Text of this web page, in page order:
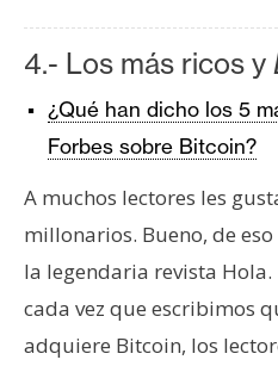
4.- Los más ricos y
¿Qué han dicho los 5
Forbes sobre Bitcoin?
A muchos lectores les
millonarios. Bueno, de
la legendaria revista
cada vez que escribimos
adquiere Bitcoin, los